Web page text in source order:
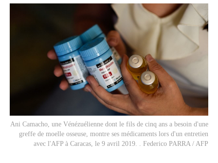
Ani Camacho, une Vénézuélienne dont le fils de cinq ans a besoin d'une
greffe de moelle osseuse, montre ses médicaments lors d'un entretien
avec l'AFP à Caracas, le 9 avril 2019. . Federico PARRA / AFP